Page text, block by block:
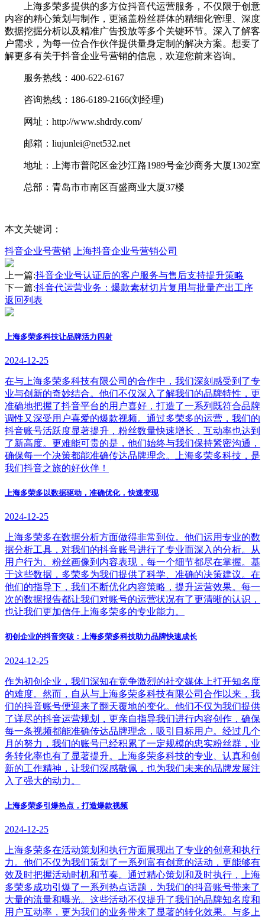
上海多荣多提供的多方位抖音代运营服务，不仅限于创意
内容的精心策划与制作，更涵盖粉丝群体的精细化管理、深度
数据挖掘分析以及精准广告投放等多个关键环节。深入了解客
户需求，为每一位合作伙伴提供量身定制的解决方案。想要了
解更多有关于抖音企业号营销的信息，欢迎您前来咨询。
服务热线：400-622-6167
咨询热线：186-6189-2166(刘经理)
网址：http://www.shdrdy.com/
邮箱：liujunlei@net532.net
地址：上海市普陀区金沙江路1989号金沙商务大厦1302室
总部：青岛市市南区百盛商业大厦37楼
本文关键词：
抖音企业号营销 上海抖音企业号营销公司
上一篇:抖音企业号认证后的客户服务与售后支持提升策略
下一篇:抖音代运营业务：爆款素材切片复用与批量产出工序
返回列表
上海多荣多科技让品牌活力四射
2024-12-25
在与上海多荣多科技有限公司的合作中，我们深刻感受到了专
业与创新的奇妙结合。他们不仅深入了解我们的品牌特性，更
准确地把握了抖音平台的用户喜好，打造了一系列既符合品牌
调性又深受用户喜爱的爆款视频。通过多荣多的运营，我们的
抖音账号活跃度显著提升，粉丝数量快速增长，互动率也达到
了新高度。更难能可贵的是，他们始终与我们保持紧密沟通，
确保每一个决策都能准确传达品牌理念。上海多荣多科技，是
我们抖音之旅的好伙伴！
上海多荣多以数据驱动，准确优化，快速变现
2024-12-25
上海多荣多在数据分析方面做得非常到位。他们运用专业的数
据分析工具，对我们的抖音账号进行了专业而深入的分析。从
用户行为、粉丝画像到内容表现，每一个细节都尽在掌握。基
于这些数据，多荣多为我们提供了科学、准确的决策建议。在
他们的指导下，我们不断优化内容策略，提升运营效果。每一
次的数据报告都让我们对账号的运营状况有了更清晰的认识，
也让我们更加信任上海多荣多的专业能力。
初创企业的抖音突破：上海多荣多科技助力品牌快速成长
2024-12-25
作为初创企业，我们深知在竞争激烈的社交媒体上打开知名度
的难度。然而，自从与上海多荣多科技有限公司合作以来，我
们的抖音账号便迎来了翻天覆地的变化。他们不仅为我们提供
了详尽的抖音运营规划，更亲自指导我们进行内容创作，确保
每一条视频都能准确传达品牌理念，吸引目标用户。经过几个
月的努力，我们的账号已经积累了一定规模的忠实粉丝群，业
务转化率也有了显著提升。上海多荣多科技的专业、认真和创
新的工作精神，让我们深感敬佩，也为我们未来的品牌发展注
入了强大的动力。
上海多荣多引爆热点，打造爆款视频
2024-12-25
上海多荣多在活动策划和执行方面展现出了专业的创意和执行
力。他们不仅为我们策划了一系列富有创意的活动，更能够有
效及时把握活动时机和节奏。通过精心策划和及时执行，上海
多荣多成功引爆了一系列热点话题，为我们的抖音账号带来了
大量的流量和曝光。这些活动不仅提升了我们的品牌知名度和
用户互动率，更为我们的业务带来了显著的转化效果。与多上